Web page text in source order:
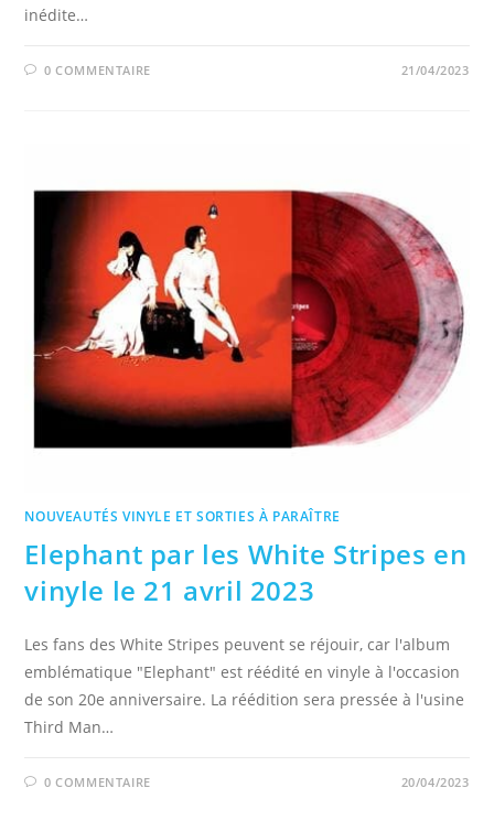
inédite…
0 COMMENTAIRE 21/04/2023
NOUVEAUTÉS VINYLE ET SORTIES À PARAÎTRE
Elephant par les White Stripes en
vinyle le 21 avril 2023
Les fans des White Stripes peuvent se réjouir, car l'album
emblématique "Elephant" est réédité en vinyle à l'occasion
de son 20e anniversaire. La réédition sera pressée à l'usine
Third Man…
0 COMMENTAIRE 20/04/2023